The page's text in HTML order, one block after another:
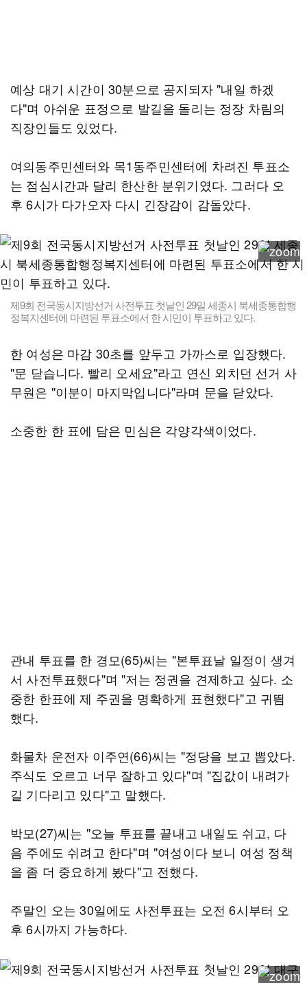
예상 대기 시간이 30분으로 공지되자 "내일 하겠
다"며 아쉬운 표정으로 발길을 돌리는 정장 차림의
직장인들도 있었다.
여의동주민센터와 목1동주민센터에 차려진 투표소
는 점심시간과 달리 한산한 분위기였다. 그러다 오
후 6시가 다가오자 다시 긴장감이 감돌았다.
제9회 전국동시지방선거 사전투표 첫날인 29일 세종시 북세종통합행
정복지센터에 마련된 투표소에서 한 시민이 투표하고 있다.
한 여성은 마감 30초를 앞두고 가까스로 입장했다.
"문 닫습니다. 빨리 오세요"라고 연신 외치던 선거 사
무원은 "이분이 마지막입니다"라며 문을 닫았다.
소중한 한 표에 담은 민심은 각양각색이었다.
관내 투표를 한 경모(65)씨는 "본투표날 일정이 생겨
서 사전투표했다"며 "저는 정권을 견제하고 싶다. 소
중한 한표에 제 주권을 명확하게 표현했다"고 귀띔
했다.
화물차 운전자 이주연(66)씨는 "정당을 보고 뽑았다.
주식도 오르고 너무 잘하고 있다"며 "집값이 내려가
길 기다리고 있다"고 말했다.
박모(27)씨는 "오늘 투표를 끝내고 내일도 쉬고, 다
음 주에도 쉬려고 한다"며 "여성이다 보니 여성 정책
을 좀 더 중요하게 봤다"고 전했다.
주말인 오는 30일에도 사전투표는 오전 6시부터 오
후 6시까지 가능하다.